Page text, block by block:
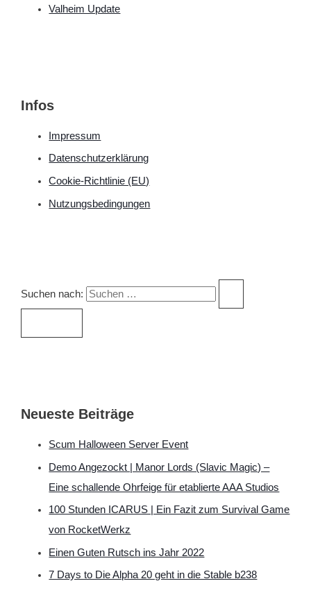
Valheim Update
Infos
Impressum
Datenschutzerklärung
Cookie-Richtlinie (EU)
Nutzungsbedingungen
Suchen nach:
Neueste Beiträge
Scum Halloween Server Event
Demo Angezockt | Manor Lords (Slavic Magic) –
Eine schallende Ohrfeige für etablierte AAA Studios
100 Stunden ICARUS | Ein Fazit zum Survival Game
von RocketWerkz
Einen Guten Rutsch ins Jahr 2022
7 Days to Die Alpha 20 geht in die Stable b238